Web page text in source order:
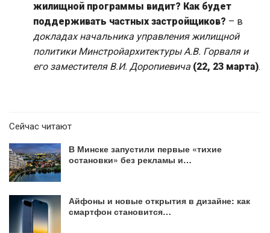
жилищной программы видит? Как будет
поддерживать частных застройщиков? – в
докладах начальника управления жилищной
политики Минстройархитектуры А.В. Горваля и
его заместителя В.И. Доропиевича (22, 23 марта).
Сейчас читают
В Минске запустили первые «тихие
остановки» без рекламы и…
Айфоны и новые открытия в дизайне: как
смартфон становится…